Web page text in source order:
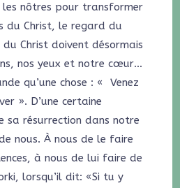
les nôtres pour transformer
du Christ, le regard du
Christ doivent désormais
nos yeux et notre cœur…
qu’une chose : « Venez
». D’une certaine
sa résurrection dans notre
nous. À nous de le faire
à nous de lui faire de
lorsqu’il dit: «Si tu y